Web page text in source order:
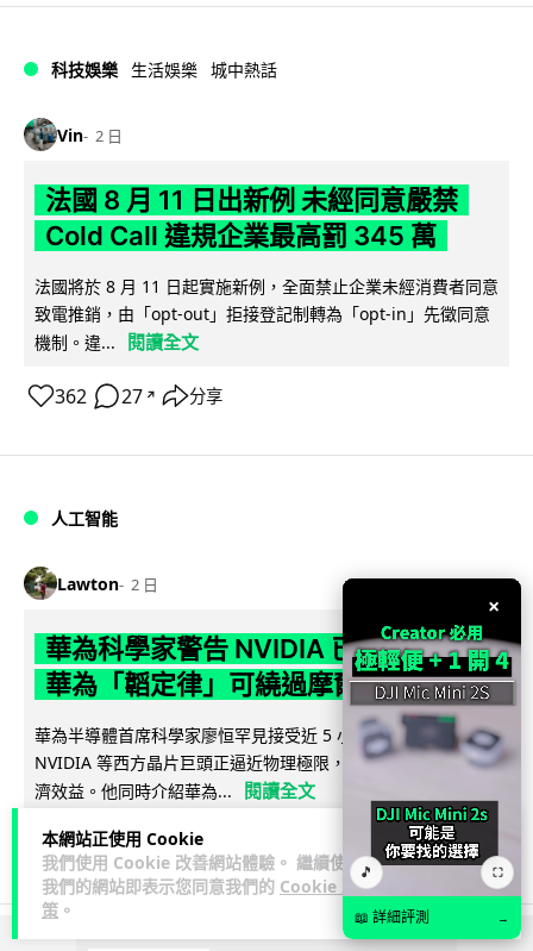
本網站正使用 Cookie
我們使用 Cookie 改善網站體驗。 繼續使用
我們的網站即表示您同意我們的 Cookie 政
策 。
科技娛樂 生活娛樂 城中熱話
Vin 2 日
法國 8 月 11 日出新例 未經同意嚴禁
Cold Call 違規企業最高罰 345 萬
法國將於 8 月 11 日起實施新例，全面禁止企業未經消費者同意
致電推銷，由「opt-out」拒接登記制轉為「opt-in」先徵同意
機制。違...
閱讀全文
362 27 ↗ 分享
人工智能
Lawton 2 日
華為科學家警告 NVIDIA 已近物理極限
華為「韜定律」可繞過摩爾定律瓶頸
華為半導體首席科學家廖恒罕見接受近 5 小時專訪，警告
NVIDIA 等西方晶片巨頭正逼近物理極限，傳統製程升級已失經
濟效益。他同時介紹華為...
閱讀全文
1,593 602↗
×
🎵 ⛶
📖 詳細評測 →